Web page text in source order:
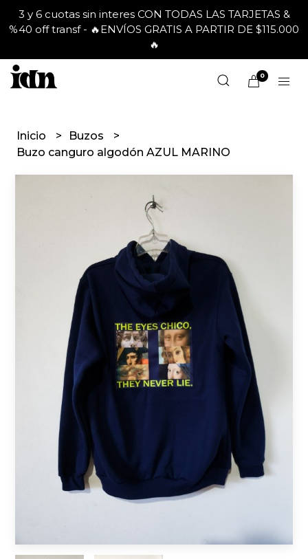
3 y 6 cuotas sin interes CON TODAS LAS TARJETAS &
%40 off transf - 🔥ENVÍOS GRATIS A PARTIR DE $115.000
🔥
0
Inicio
Buzos
Buzo canguro algodón AZUL MARINO